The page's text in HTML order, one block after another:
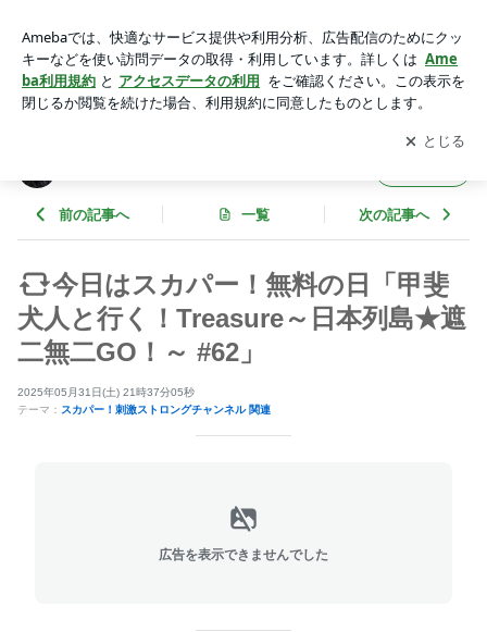
列島★遮二無二GO！～ #62」 | 甲斐犬人オフィシャルブログ
Powered by Ameba
アプリをダウンロードして ブログの更新通知
を受け取りまし
ょう。
開く
前の記事へ 一覧 次の記事へ
今日はスカパー！無料の日「甲斐
犬人と行く！Treasure～日本列島★遮
二無二GO！～ #62」
2025年05月31日(土) 21時37分05秒
テーマ： スカパー！刺激ストロングチャンネル 関連
広告を表示できませんでした